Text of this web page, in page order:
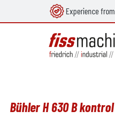
Experience
Bühler H 630 B